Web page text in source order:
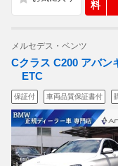
料
メルセデス・ベンツ
Cクラス C200 アバ
ETC
保証付 車両品質保証書付